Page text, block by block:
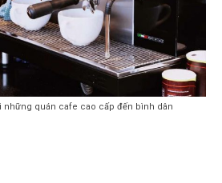
những quán cafe cao cấp đến bình dân